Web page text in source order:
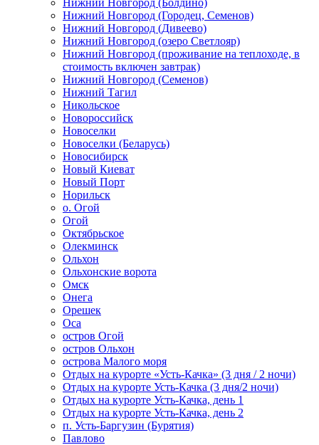
Нижний Новгород (Болдино)
Нижний Новгород (Городец, Семенов)
Нижний Новгород (Дивеево)
Нижний Новгород (озеро Светлояр)
Нижний Новгород (проживание на теплоходе, в
стоимость включен завтрак)
Нижний Новгород (Семенов)
Нижний Тагил
Никольское
Новороссийск
Новоселки
Новоселки (Беларусь)
Новосибирск
Новый Киеват
Новый Порт
Норильск
о. Огой
Огой
Октябрьское
Олекминск
Ольхон
Ольхонские ворота
Омск
Онега
Орешек
Оса
остров Огой
остров Ольхон
острова Малого моря
Отдых на курорте «Усть-Качка» (3 дня / 2 ночи)
Отдых на курорте Усть-Качка (3 дня/2 ночи)
Отдых на курорте Усть-Качка, день 1
Отдых на курорте Усть-Качка, день 2
п. Усть-Баргузин (Бурятия)
Павлово